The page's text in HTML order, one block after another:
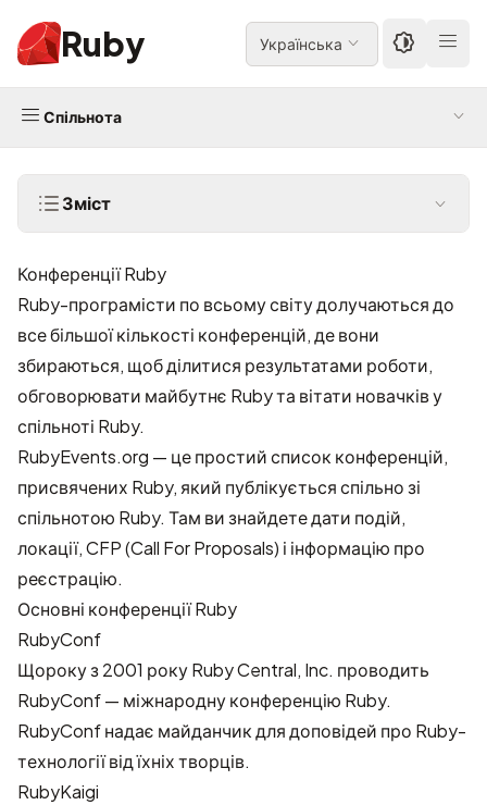
Ruby Українська
Спільнота
Зміст
Конференції Ruby
Ruby-програмісти по всьому світу долучаються до
все більшої кількості конференцій, де вони
збираються, щоб ділитися результатами роботи,
обговорювати майбутнє Ruby та вітати новачків у
спільноті Ruby.
RubyEvents.org — це простий список конференцій,
присвячених Ruby, який публікується спільно зі
спільнотою Ruby. Там ви знайдете дати подій,
локації, CFP (Call For Proposals) і інформацію про
реєстрацію.
Основні конференції Ruby
RubyConf
Щороку з 2001 рокуRuby Central, Inc. проводить
RubyConf — міжнародну конференцію Ruby.
RubyConf надає майданчик для доповідей про Ruby-
технології від їхніх творців.
RubyKaigi